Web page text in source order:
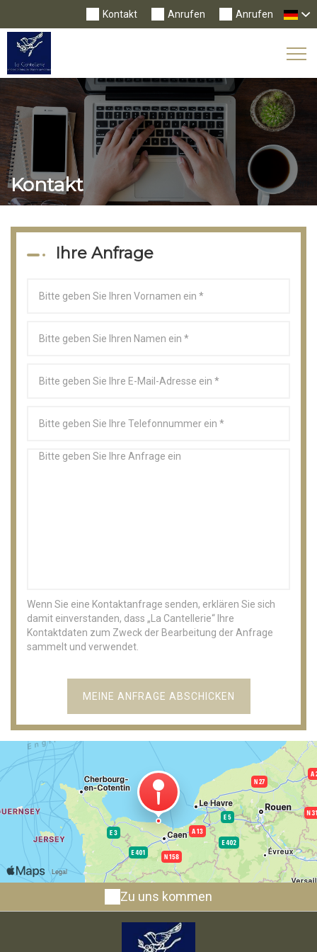
Anrufen
Anrufen
Kontakt
Kontakt
Ihre Anfrage
Wenn Sie eine Kontaktanfrage senden, erklären Sie sich
damit einverstanden, dass „La Cantellerie“ Ihre
Kontaktdaten zum Zweck der Bearbeitung der Anfrage
sammelt und verwendet.
Zu uns kommen